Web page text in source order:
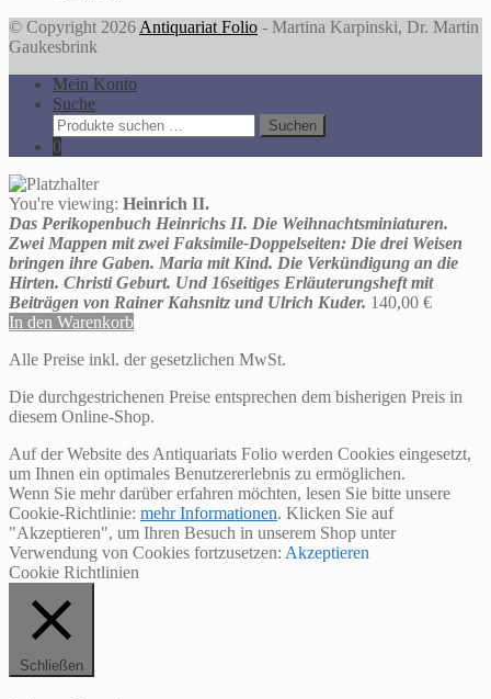
© Copyright 2026 Antiquariat Folio - Martina Karpinski, Dr. Martin
Gaukesbrink
Mein Konto
Suche
Suche
nach:
Suchen
0
You're viewing: Heinrich II.
Das Perikopenbuch Heinrichs II. Die Weihnachtsminiaturen.
Zwei Mappen mit zwei Faksimile-Doppelseiten: Die drei Weisen
bringen ihre Gaben. Maria mit Kind. Die Verkündigung an die
Hirten. Christi Geburt. Und 16seitiges Erläuterungsheft mit
Beiträgen von Rainer Kahsnitz und Ulrich Kuder. 140,00 €
In den Warenkorb
Alle Preise inkl. der gesetzlichen MwSt.
Die durchgestrichenen Preise entsprechen dem bisherigen Preis in
diesem Online-Shop.
Auf der Website des Antiquariats Folio werden Cookies eingesetzt,
um Ihnen ein optimales Benutzererlebnis zu ermöglichen.
Wenn Sie mehr darüber erfahren möchten, lesen Sie bitte unsere
Cookie-Richtlinie: mehr Informationen. Klicken Sie auf
"Akzeptieren", um Ihren Besuch in unserem Shop unter
Verwendung von Cookies fortzusetzen: Akzeptieren
Cookie Richtlinien
Schließen